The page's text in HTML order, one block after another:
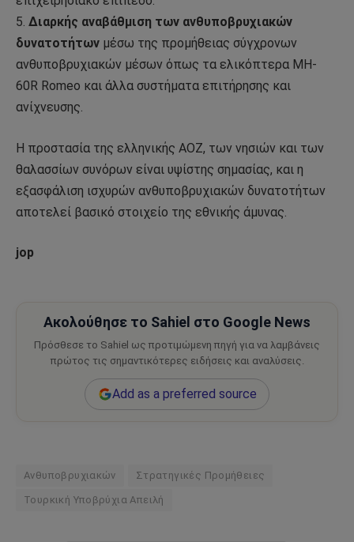
5. Διαρκής αναβάθμιση των ανθυποβρυχιακών
δυνατοτήτων μέσω της προμήθειας σύγχρονων
ανθυποβρυχιακών μέσων όπως τα ελικόπτερα MH-
60R Romeo και άλλα συστήματα επιτήρησης και
ανίχνευσης.
Η προστασία της ελληνικής ΑΟΖ, των νησιών και των
θαλασσίων συνόρων είναι υψίστης σημασίας, και η
εξασφάλιση ισχυρών ανθυποβρυχιακών δυνατοτήτων
αποτελεί βασικό στοιχείο της εθνικής άμυνας.
jop
Ακολούθησε το Sahiel στο Google News
Πρόσθεσε το Sahiel ως προτιμώμενη πηγή για να λαμβάνεις
πρώτος τις σημαντικότερες ειδήσεις και αναλύσεις.
Add as a preferred source
Ανθυποβρυχιακών Στρατηγικές Προμήθειες
Τουρκική Υποβρύχια Απειλή